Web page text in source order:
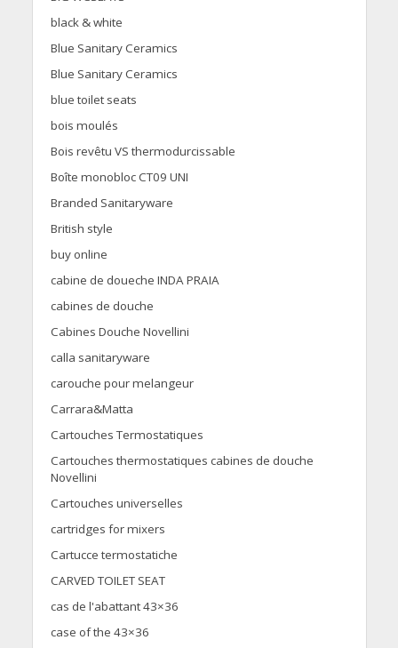
black & white
Blue Sanitary Ceramics
Blue Sanitary Ceramics
blue toilet seats
bois moulés
Bois revêtu VS thermodurcissable
Boîte monobloc CT09 UNI
Branded Sanitaryware
British style
buy online
cabine de doueche INDA PRAIA
cabines de douche
Cabines Douche Novellini
calla sanitaryware
carouche pour melangeur
Carrara&Matta
Cartouches Termostatiques
Cartouches thermostatiques cabines de douche
Novellini
Cartouches universelles
cartridges for mixers
Cartucce termostatiche
CARVED TOILET SEAT
cas de l'abattant 43×36
case of the 43×36